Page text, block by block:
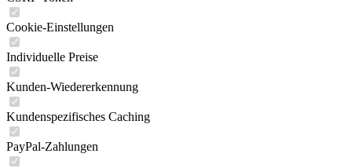
Cookie-Einstellungen
Individuelle Preise
Kunden-Wiedererkennung
Kundenspezifisches Caching
PayPal-Zahlungen